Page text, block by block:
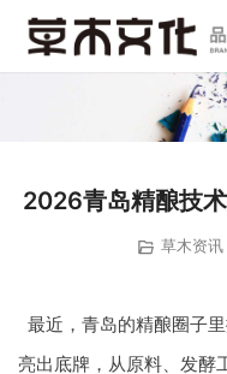
2026青岛精酿技
草木资讯
最近，青岛的精酿圈子
亮出底牌，从原料、发酵